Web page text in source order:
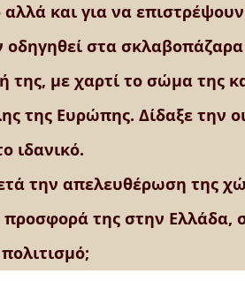
και για να
στα
με χαρτί το σώμα της
της Ευρώπης. Δίδαξε την
ιδανικό.
την απελευθέρωση της
της στην Ελλάδα,